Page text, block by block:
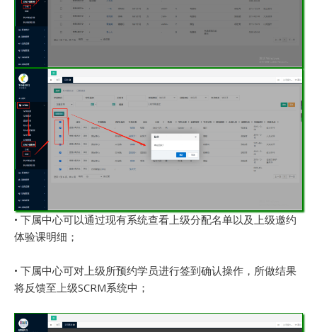
• 下属中心可以通过现有系统查看上级分配名单以及上级邀约
体验课明细；
• 下属中心可对上级所预约学员进行签到确认操作，所做结果
将反馈至上级SCRM系统中；